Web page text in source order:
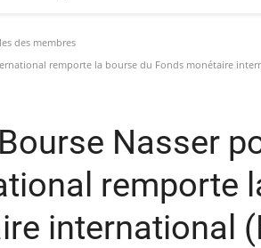
des membres
remporte la bourse du Fonds monétaire
Nasser
remporte
international